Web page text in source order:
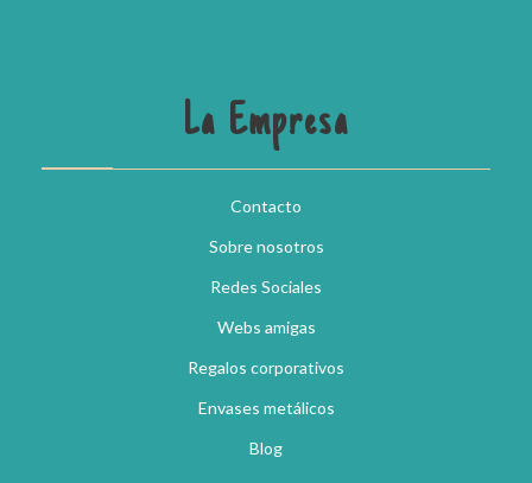
La Empresa
Contacto
Sobre nosotros
Redes Sociales
Webs amigas
Regalos corporativos
Envases metálicos
Blog